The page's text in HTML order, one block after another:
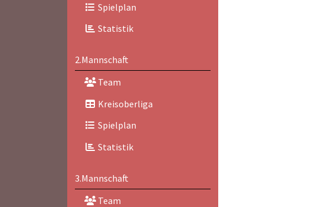
Spielplan
Statistik
2.Mannschaft
Team
Kreisoberliga
Spielplan
Statistik
3.Mannschaft
Team